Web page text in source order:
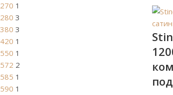
270 1
280 3
380 3
420 1
550 1
572 2
585 1
590 1